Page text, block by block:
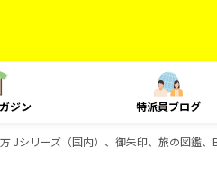
ジン 特派員ブログ
Jシリーズ（国内）、御朱印、旅の図鑑